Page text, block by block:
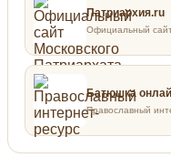
Патриархия.ru
Официальный
Батюшка
Православный